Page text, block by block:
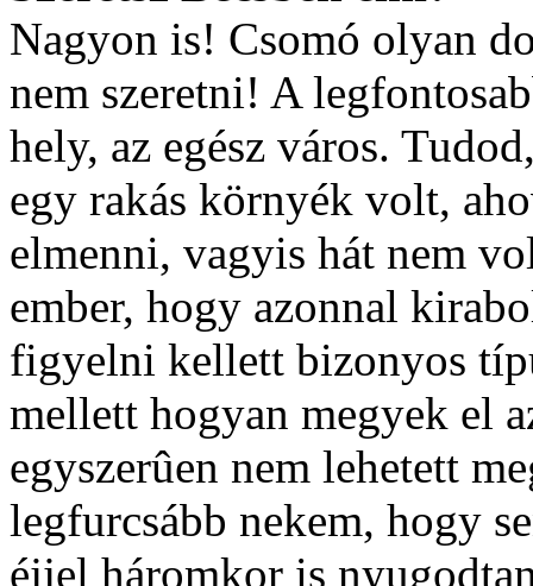
Nagyon is! Csomó olyan
nem szeretni! A
hely, az egész város.
egy rakás környék volt,
elmenni, vagyis hát nem
ember, hogy azonnal
figyelni kellett bizonyos
mellett hogyan megyek el
egyszerûen nem lehetett
legfurcsább nekem, hogy
éjjel háromkor is